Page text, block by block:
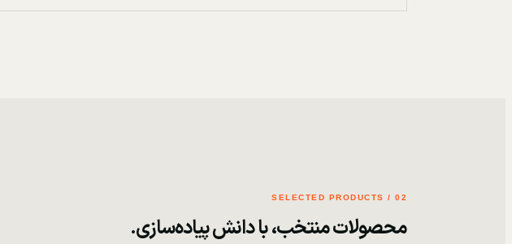
02 / SELECTED PRODUCTS
محصولات منتخب، با دانش پیاده‌سازی.